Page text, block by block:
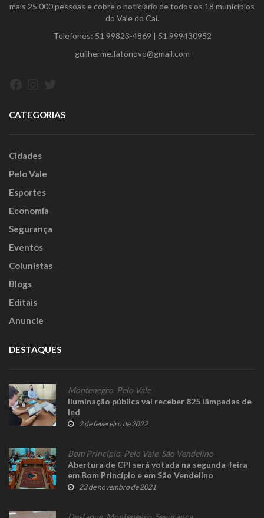
mais 25.000 pessoas e cobre o noticiário de todos os 18 municípios
do Vale do Caí.
Telefones: 51 99823-4869 | 51 999430952
guilherme.fatonovo@gmail.com
CATEGORIAS
Cidades
Pelo Vale
Esportes
Economia
Segurança
Eventos
Colunistas
Blogs
Editais
Anuncie
DESTAQUES
Montenegro Pelo Vale
Iluminação pública vai receber 825 lâmpadas de
led
2 de fevereiro de 2022
Bom Princípio Pelo Vale, São Vendelino
Abertura de CPI será votada na segunda-feira
em Bom Princípio e em São Vendelino
vereadores pedem afastamento de advogada
23 de novembro de 2021